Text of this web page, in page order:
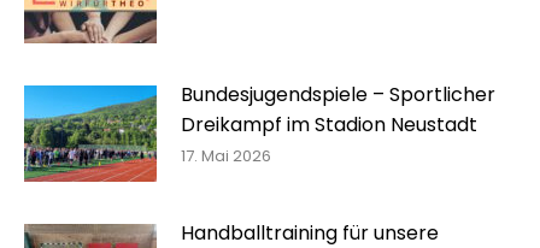
Bundesjugendspiele – Sportlicher
Dreikampf im Stadion Neustadt
17. Mai 2026
Handballtraining für unsere